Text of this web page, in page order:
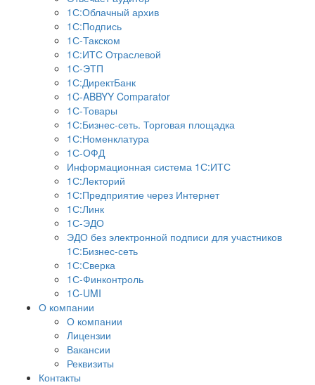
1С:Облачный архив
1С:Подпись
1С-Такском
1С:ИТС Отраслевой
1С-ЭТП
1С:ДиректБанк
1C-ABBYY Comparator
1С-Товары
1С:Бизнес-сеть. Торговая площадка
1С:Номенклатура
1С-ОФД
Информационная система 1С:ИТС
1С:Лекторий
1С:Предприятие через Интернет
1С:Линк
1С-ЭДО
ЭДО без электронной подписи для участников
1С:Бизнес-сеть
1С:Сверка
1С-Финконтроль
1C-UMI
О компании
О компании
Лицензии
Вакансии
Реквизиты
Контакты